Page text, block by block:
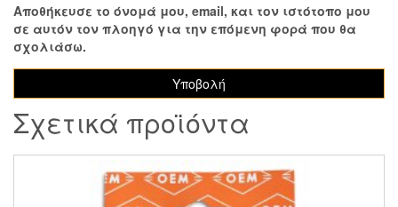
Αποθήκευσε το όνομά μου, email, και τον ιστότοπο μου
σε αυτόν τον πλοηγό για την επόμενη φορά που θα
σχολιάσω.
Σχετικά προϊόντα